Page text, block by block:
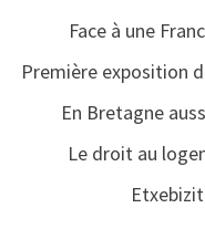
Face à une
Première exposition
En Bretagne
Le droit au